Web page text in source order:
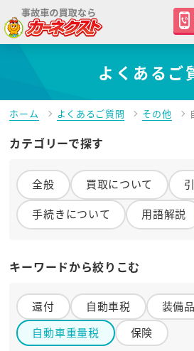
よくあるご
ホーム よくあるご質問 その他
カテゴリーで探す
全般 買取について
手続きについて
用語解説
キーワードから絞りこむ
還付 自動車税
装備品
自動車重量税
保険